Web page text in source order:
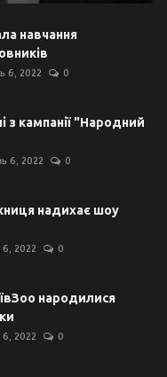
навчання
6, 2022 0
з кампанії "Народний
6, 2022 0
надихає шоу
6, 2022 0
народилися
6, 2022 0